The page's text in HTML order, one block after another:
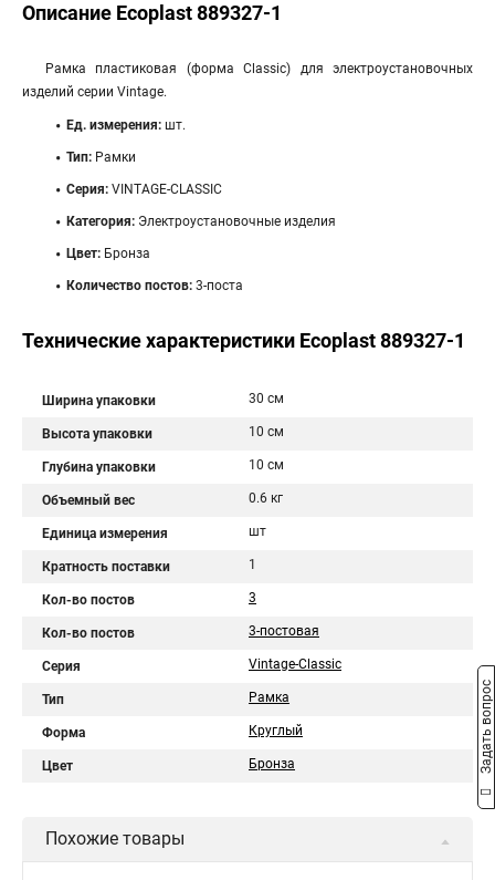
Описание Ecoplast 889327-1
Рамка пластиковая (форма Classic) для электроустановочных
изделий серии Vintage.
Ед. измерения: шт.
Тип: Рамки
Серия: VINTAGE-CLASSIC
Категория: Электроустановочные изделия
Цвет: Бронза
Количество постов: 3-поста
Технические характеристики Ecoplast 889327-1
Ширина упаковки 30 см
Высота упаковки 10 см
Глубина упаковки 10 см
Объемный вес 0.6 кг
Единица измерения шт
Кратность поставки 1
Кол-во постов 3
Кол-во постов 3-постовая
Серия Vintage-Classic
Тип Рамка
Форма Круглый
Цвет Бронза
Похожие товары
Задать вопрос